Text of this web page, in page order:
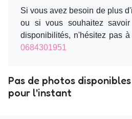
Si vous avez besoin de plus
ou si vous souhaitez
disponibilités, n'hésitez pas
0684301951
Pas de photos
pour l'instant